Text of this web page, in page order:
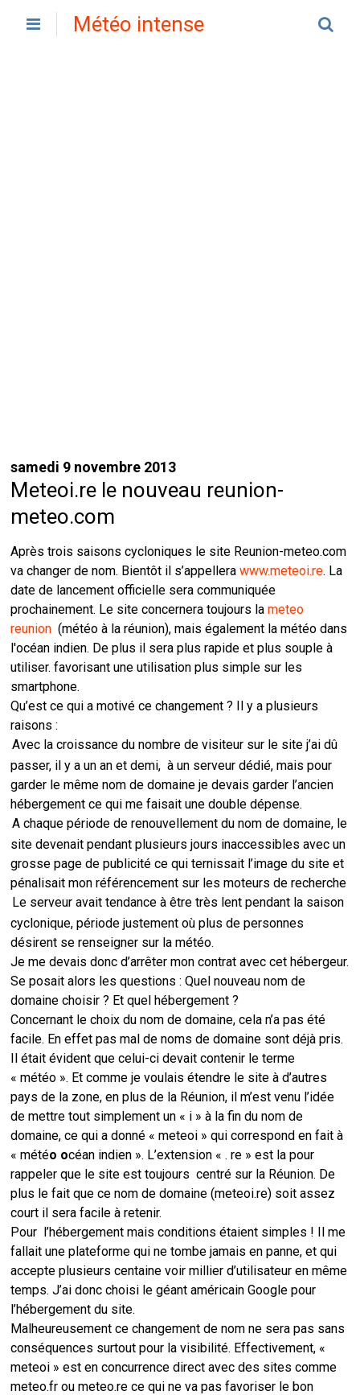
Météo intense
samedi 9 novembre 2013
Meteoi.re le nouveau reunion-
meteo.com
Après trois saisons cycloniques le site Reunion-meteo.com
va changer de nom. Bientôt il s’appellerawww.meteoi.re. La
date de lancement officielle sera communiquée
prochainement. Le site concernera toujours lameteo
reunion (météo à la réunion), mais également la météo dans
l'océan indien. De plus il sera plus rapide et plus souple à
utiliser. favorisant une utilisation plus simple sur les
smartphone.
Qu’est ce qui a motivé ce changement ? Il y a plusieurs
raisons :
Avec la croissance du nombre de visiteur sur le site j’ai dû
passer, il y a un an et demi, à un serveur dédié, mais pour
garder le même nom de domaine je devais garder l’ancien
hébergement ce qui me faisait une double dépense.
A chaque période de renouvellement du nom de domaine, le
site devenait pendant plusieurs jours inaccessibles avec un
grosse page de publicité ce qui ternissait l’image du site et
pénalisait mon référencement sur les moteurs de recherche
Le serveur avait tendance à être très lent pendant la saison
cyclonique, période justement où plus de personnes
désirent se renseigner sur la météo.
Je me devais donc d’arrêter mon contrat avec cet hébergeur.
Se posait alors les questions : Quel nouveau nom de
domaine choisir ? Et quel hébergement ?
Concernant le choix du nom de domaine, cela n’a pas été
facile. En effet pas mal de noms de domaine sont déjà pris.
Il était évident que celui-ci devait contenir le terme
« météo ». Et comme je voulais étendre le site à d’autres
pays de la zone, en plus de la Réunion, il m’est venu l’idée
de mettre tout simplement un « i » à la fin du nom de
domaine, ce qui a donné « meteoi » qui correspond en fait à
« météo océan indien ». L’extension « . re » est la pour
rappeler que le site est toujours centré sur la Réunion. De
plus le fait que ce nom de domaine (meteoi.re) soit assez
court il sera facile à retenir.
Pour l’hébergement mais conditions étaient simples ! Il me
fallait une plateforme qui ne tombe jamais en panne, et qui
accepte plusieurs centaine voir millier d’utilisateur en même
temps. J’ai donc choisi le géant américain Google pour
l’hébergement du site.
Malheureusement ce changement de nom ne sera pas sans
conséquences surtout pour la visibilité. Effectivement, «
meteoi » est en concurrence direct avec des sites comme
meteo.fr ou meteo.re ce qui ne va pas favoriser le bon